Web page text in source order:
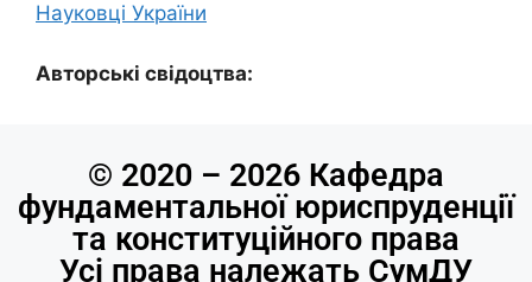
Науковці України
Авторські свідоцтва:
© 2020 – 2026 Кафедра
фундаментальної юриспруденції
та конституційного права
Усі права належать СумДУ